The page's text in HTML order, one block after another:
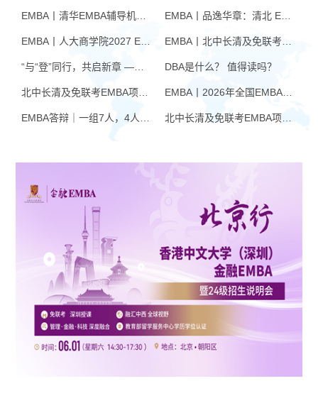
EMBA丨品逸华章：清北 EMBA 辅导的学院派实力全景
EMBA丨北中长清及免联考EMBA项目申请时间汇总（7月篇）
DBA是什么？ 值得读吗？
EMBA丨2026年全国EMBA学费汇总
北中长清及免联考EMBA项目申请时间汇总（6月篇）